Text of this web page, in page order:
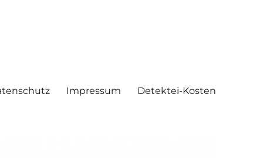
Impressum Detektei-Kosten